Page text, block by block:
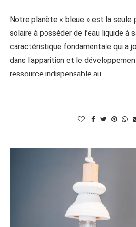
Notre planète « bleue » est la seule
solaire à posséder de l’eau liquide à
caractéristique fondamentale qui a
dans l’apparition et le
ressource indispensable au…